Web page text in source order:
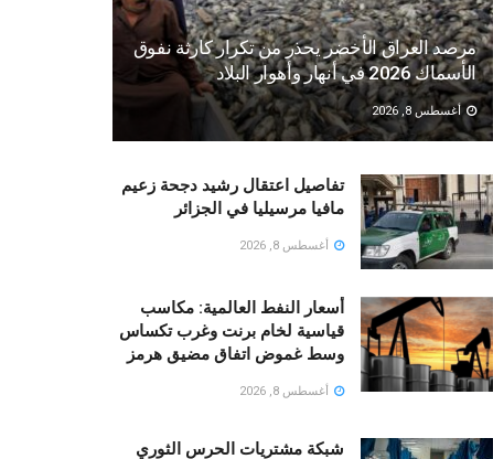
مرصد العراق الأخضر يحذر من تكرار كارثة نفوق
الأسماك 2026 في أنهار وأهوار البلاد
أغسطس 8, 2026
تفاصيل اعتقال رشيد دجحة زعيم
مافيا مرسيليا في الجزائر
أغسطس 8, 2026
أسعار النفط العالمية: مكاسب
قياسية لخام برنت وغرب تكساس
وسط غموض اتفاق مضيق هرمز
أغسطس 8, 2026
شبكة مشتريات الحرس الثوري